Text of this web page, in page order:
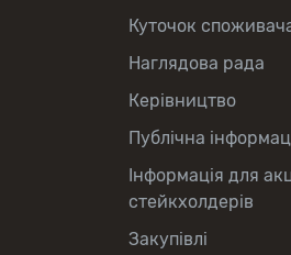
Куточок
Наглядова рада
Керівництво
Публічна
Інформація для
стейкхолдерів
Закупівлі